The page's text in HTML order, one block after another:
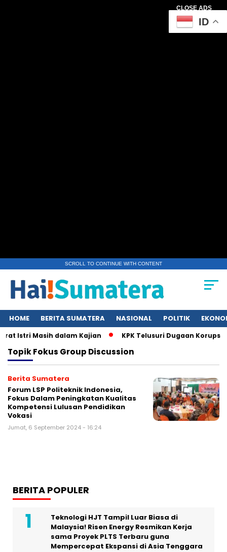
CLOSE ADS
SCROLL TO CONTINUE WITH CONTENT
HOME BERITA SUMATERA NASIONAL POLITIK
Istri Masih dalam Kajian KPK Telusuri Dugaan Korupsi
TopikFokus Group Discussion
Berita Sumatera
Forum LSP Politeknik Indonesia,
Fokus Dalam Peningkatan Kualitas
Kompetensi Lulusan Pendidikan
Vokasi
Jumat, 6 September 2024 - 16:24
BERITA POPULER
Teknologi HJT Tampil Luar Biasa di
Malaysia! Risen Energy Resmikan Kerja
sama Proyek PLTS Terbaru guna
Mempercepat Ekspansi di Asia Tenggara
ID